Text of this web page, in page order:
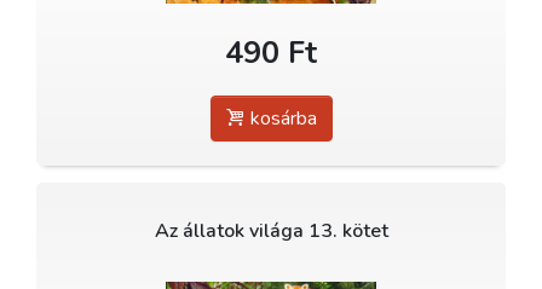
490 Ft
kosárba
Az állatok világa 13. kötet